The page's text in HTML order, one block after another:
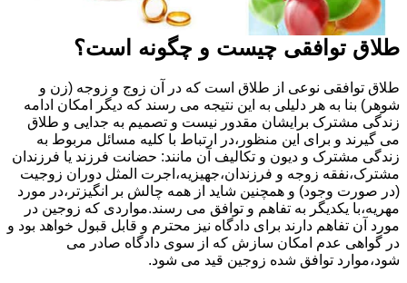
طلاق توافقی چیست و چگونه است؟
طلاق توافقی نوعی از طلاق است که در آن زوج و زوجه (زن و
شوهر) بنا به هر دلیلی به این نتیجه می رسند که دیگر امکان ادامه
زندگی مشترک برایشان مقدور نیست و تصمیم به جدایی و طلاق
می گیرند و برای این منظور،در ارتباط با کلیه مسائل مربوط به
زندگی مشترک و دیون و تکالیف آن مانند: حضانت فرزند یا فرزندان
مشترک،نفقه زوجه و فرزندان،جهیزیه،اجرت المثل دوران زوجیت
(در صورت وجود) و همچنین شاید از همه چالش بر انگیزتر،در مورد
مهریه،با یکدیگر به تفاهم و توافق می رسند.مواردی که زوجین در
مورد آن تفاهم دارند برای دادگاه نیز محترم و قابل قبول خواهد بود و
در گواهی عدم امکان سازش که از سوی دادگاه صادر می
شود،موارد توافق شده زوجین قید می شود.